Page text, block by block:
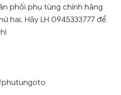
phối phụ tùng chính hãng
hai. Hãy LH 0945333777 để